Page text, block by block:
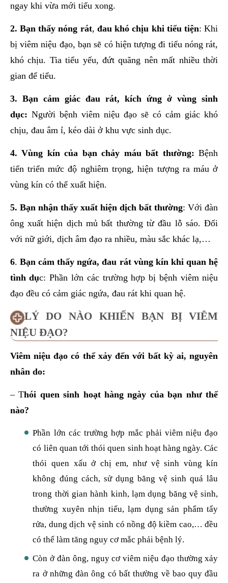
ngay khi vừa mới tiểu xong.
2. Bạn thấy nóng rát, đau khó chịu khi tiểu tiện: Khi
bị viêm niệu đạo, bạn sẽ có hiện tượng đi tiểu nóng rát,
khó chịu. Tia tiểu yếu, đứt quãng nên mất nhiều thời
gian để tiểu.
3. Bạn cảm giác đau rát, kích ứng ở vùng sinh
dục: Người bệnh viêm niệu đạo sẽ có cảm giác khó
chịu, đau âm ỉ, kéo dài ở khu vực sinh dục.
4. Vùng kín của bạn chảy máu bất thường: Bệnh
tiến triển mức độ nghiêm trọng, hiện tượng ra máu ở
vùng kín có thể xuất hiện.
5. Bạn nhận thấy xuất hiện dịch bất thường: Với đàn
ông xuất hiện dịch mủ bất thường từ đầu lỗ sáo. Đối
với nữ giới, dịch âm đạo ra nhiều, màu sắc khác lạ,…
6. Bạn cảm thấy ngứa, đau rát vùng kín khi quan hệ
tình dục: Phần lớn các trường hợp bị bệnh viêm niệu
đạo đều có cảm giác ngứa, đau rát khi quan hệ.
LÝ DO NÀO KHIẾN BẠN BỊ VIÊM
NIỆU ĐẠO?
Viêm niệu đạo có thể xảy đến với bất kỳ ai, nguyên
nhân do:
– Thói quen sinh hoạt hàng ngày của bạn như thế
nào?
Phần lớn các trường hợp mắc phải viêm niệu đạo
có liên quan tới thói quen sinh hoạt hàng ngày. Các
thói quen xấu ở chị em, như vệ sinh vùng kín
không đúng cách, sử dụng băng vệ sinh quá lâu
trong thời gian hành kinh, lạm dụng băng vệ sinh,
thường xuyên nhịn tiểu, lạm dụng sản phẩm tẩy
rửa, dung dịch vệ sinh có nồng độ kiềm cao,… đều
có thể làm tăng nguy cơ mắc phải bệnh lý.
Còn ở đàn ông, nguy cơ viêm niệu đạo thường xảy
ra ở những đàn ông có bất thường về bao quy đầu